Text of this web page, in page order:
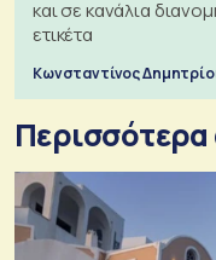
και σε κανάλια
ετικέτα
Κωνσταντίνος